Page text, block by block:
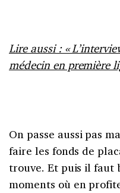
Lire aussi : «
médecin en première
On passe aussi pas
faire les fonds de
trouve. Et puis il faut
moments où en